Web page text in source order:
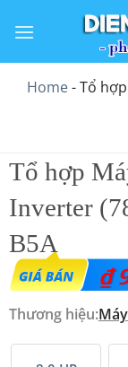
qua
dungHome-Tổ
Tổ hợp
Inverter
B5A
₫
Thương hiệu: